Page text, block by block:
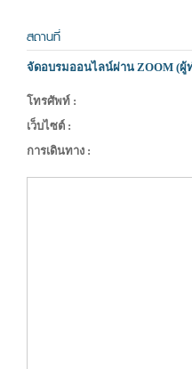
สถานที่
จัดอบรมออนไลน์ผ่าน ZOOM (
โทรศัพท์ :
เว็บไซต์ :
การเดินทาง :